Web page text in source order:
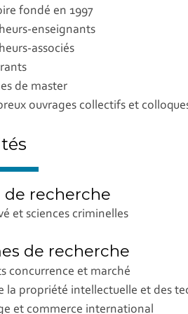
fondé en 1997
enseignants
associés
de master
ouvrages collectifs et
de recherche
et sciences criminelles
de recherche
concurrence et marché
la propriété intellectuelle et des
et commerce international